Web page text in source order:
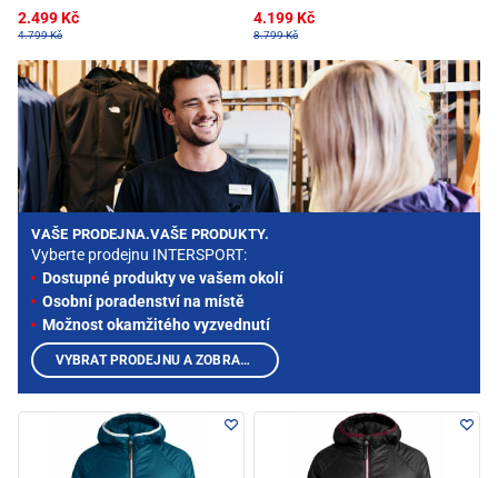
2.499 Kč
4.799 Kč
4.199 Kč
8.799 Kč
VAŠE PRODEJNA.VAŠE PRODUKTY.
Vyberte prodejnu INTERSPORT:
Dostupné produkty ve vašem okolí
Osobní poradenství na místě
Možnost okamžitého vyzvednutí
VYBRAT PRODEJNU A ZOBRAZIT PRODUKTY